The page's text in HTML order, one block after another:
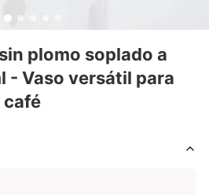
plomo soplado a
- Vaso versátil para
café